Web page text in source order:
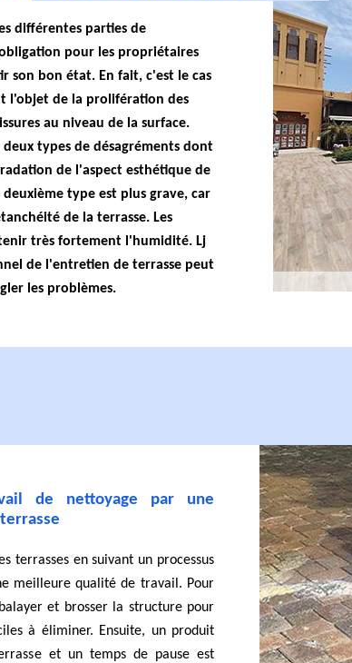
différentes parties de
pour les propriétaires
son bon état. En fait, c'est le cas
l'objet de la prolifération des
au niveau de la surface.
types de désagréments dont
de l'aspect esthétique de
type est plus grave, car
de la terrasse. Les
très fortement l'humidité. Lj
de l'entretien de terrasse peut
les problèmes.
de nettoyage par une
terrasses en suivant un processus
meilleure qualité de travail. Pour
et brosser la structure pour
à éliminer. Ensuite, un produit
et un temps de pause est